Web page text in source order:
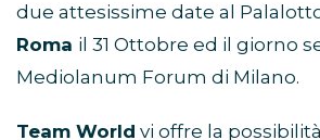
due attesissime date al
Roma il 31 Ottobre ed il giorno
Mediolanum Forum di Milano.
Team World vi offre la